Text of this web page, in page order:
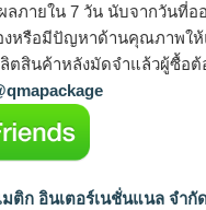
ลภายใน 7 วัน นับจากวันที่อ
หรือมีปัญหาด้านคุณภาพใ
ตสินค้าหลังมัดจำแล้วผู้ซื้อ
ติก อินเตอร์เนชั่นแนล จำกั